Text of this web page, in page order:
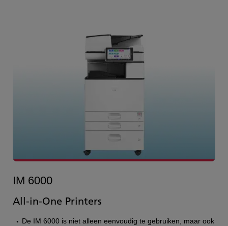
IM 6000
All-in-One Printers
De IM 6000 is niet alleen eenvoudig te gebruiken, maar ook